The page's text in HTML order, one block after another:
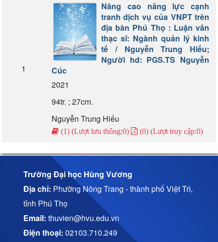
1
Nâng cao năng lực cạnh
tranh dịch vụ của VNPT trên
địa bàn Phú Thọ : Luận văn
thạc sĩ: Ngành quản lý kinh
tế / Nguyễn Trung Hiếu;
Người hd: PGS.TS Nguyễn
Cúc
2021
94tr. ; 27cm.
Nguyễn Trung Hiếu
(1) (Lượt lưu thông:0) (0) (Lượt truy cập:0)
Trường Đại học Hùng Vương
Địa chỉ: Phường Nông Trang - thành phố Việt Trì,
tỉnh Phú Thọ
Email: thuvien@hvu.edu.vn
Điện thoại: 02103.710.249